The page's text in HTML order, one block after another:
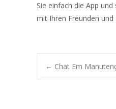
Sie einfach die App
mit Ihren Freunden und
← Chat Em